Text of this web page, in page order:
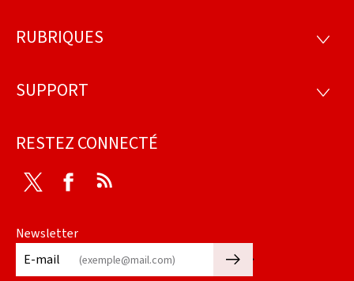
Pied
page
RUBRIQUES
SUPPORT
RESTEZ CONNECTÉ
Twitter Facebook
Newsletter
E-mail
🡒